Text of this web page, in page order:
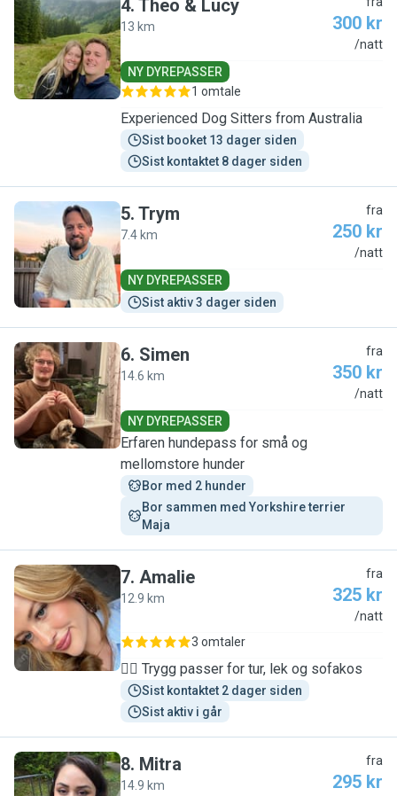
T
4. Theo & Lucy
13 km 300 kr
/natt
NY DYREPASSER
1 omtale
Experienced Dog Sitters from Australia
Sist booket 13 dager siden
Sist kontaktet 8 dager siden
T
5. Trym
7.4 km
fra
250 kr
/natt
NY DYREPASSER
Sist aktiv 3 dager siden
S
6. Simen
14.6 km
fra
350 kr
/natt
NY DYREPASSER
Erfaren hundepass for små og
mellomstore hunder
Bor med 2 hunder
Bor sammen med Yorkshire terrier
Maja
A
7. Amalie
12.9 km
fra
325 kr
/natt
3 omtaler
🐕‍🦺 Trygg passer for tur, lek og sofakos
Sist kontaktet 2 dager siden
Sist aktiv i går
8. Mitra
14.9 km
fra
295 kr